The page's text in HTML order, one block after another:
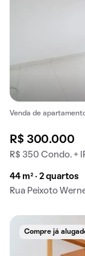
Venda de
R$ 300.000
R$ 350 Condo. +
44 m² · 2 quartos
Rua Peixoto
Compre já